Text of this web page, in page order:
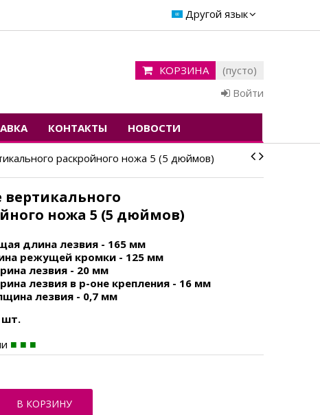
Другой язык
КОРЗИНА
(пусто)
Войти
КОНТАКТЫ НОВОСТИ
раскройного ножа 5 (5 дюймов)
вертикального
ножа 5 (5 дюймов)
длина лезвия - 165 мм
режущей кромки - 125 мм
лезвия - 20 мм
лезвия в р-оне крепления - 16 мм
лезвия - 0,7 мм
шт.
В КОРЗИНУ